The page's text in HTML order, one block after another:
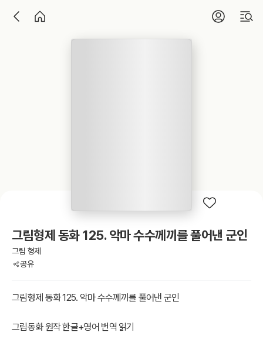
그림형제 동화 125. 악마 수수께끼를 풀어낸 군인
그림 형제
공유
그림형제 동화 125. 악마 수수께끼를 풀어낸 군인
그림동화 원작 한글+영어 번역 읽기